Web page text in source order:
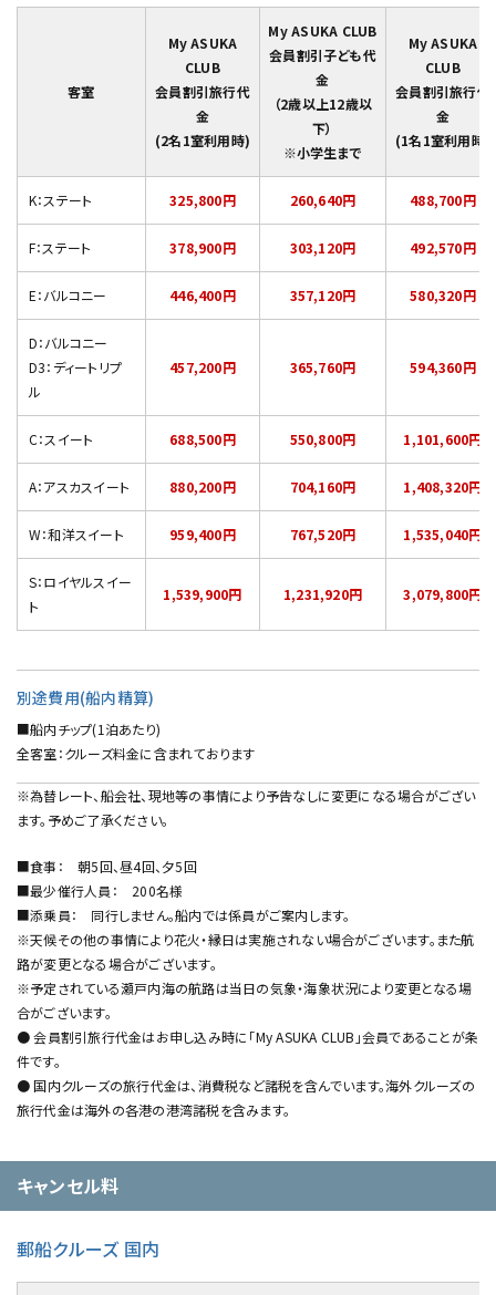
客室
My ASUKA
CLUB
会員割引旅行代
金
(2名1室利用時)
My ASUKA CLUB
会員割引子ども代
金
（2歳以上12歳以
下）
※小学生まで
My ASUKA
CLUB
会員割引旅行代
金
(1名1室利用時)
K：ステート 325,800円 260,640円 488,700円
F：ステート 378,900円 303,120円 492,570円
E：バルコニー 446,400円 357,120円 580,320円
D：バルコニー
D3：ディートリプ
ル
457,200円 365,760円 594,360円
C：スイート 688,500円 550,800円 1,101,600円
A：アスカスイート 880,200円 704,160円 1,408,320円
W：和洋スイート 959,400円 767,520円 1,535,040円
S：ロイヤルスイー
ト
1,539,900円 1,231,920円 3,079,800円
別途費用(船内精算)
■船内チップ(1泊あたり)
全客室：クルーズ料金に含まれております
※為替レート、船会社、現地等の事情により予告なしに変更になる場合がござい
ます。予めご了承ください。
■食事： 朝5回、昼4回、夕5回
■最少催行人員： 200名様
■添乗員： 同行しません。船内では係員がご案内します。
※天候その他の事情により花火・縁日は実施されない場合がございます。また航
路が変更となる場合がございます。
※予定されている瀬戸内海の航路は当日の気象・海象状況により変更となる場
合がございます。
● 会員割引旅行代金はお申し込み時に「My ASUKA CLUB」会員であることが条
件です。
● 国内クルーズの旅行代金は、消費税など諸税を含んでいます。海外クルーズの
旅行代金は海外の各港の港湾諸税を含みます。
キャンセル料
郵船クルーズ 国内